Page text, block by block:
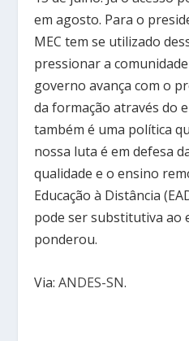
em agosto. Para o
MEC tem se utilizado
pressionar a comunidade
governo avança com o
da formação através do
também é uma política
nossa luta é em defesa
qualidade e o ensino
Educação à Distância
pode ser substitutiva ao
ponderou.
Via:ANDES-SN.